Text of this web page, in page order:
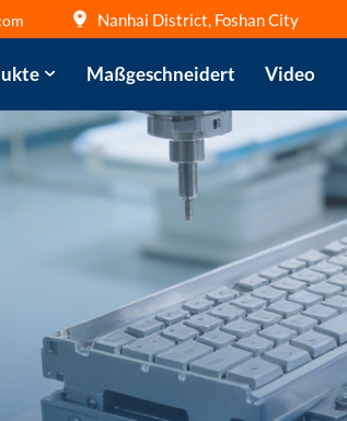
Nanhai District, Foshan City
Maßgeschneidert Video